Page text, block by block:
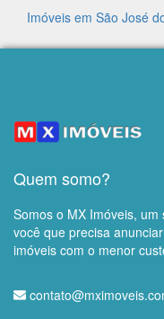
Imóveis em São José
Quem somo?
Somos o MX Imóveis,
você que precisa
imóveis com o menor